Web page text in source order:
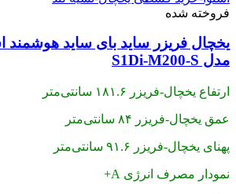
فروخته شده
مدل S1Di-M200-S
ارتفاع یخچال-فریزر ۱۸۱.۶ سانتی‌متر
عمق یخچال-فریزر ۸۴ سانتی‌متر
پهنای یخچال-فریزر ۹۱.۶ سانتی‌متر
نمودار مصرف انرژی A+